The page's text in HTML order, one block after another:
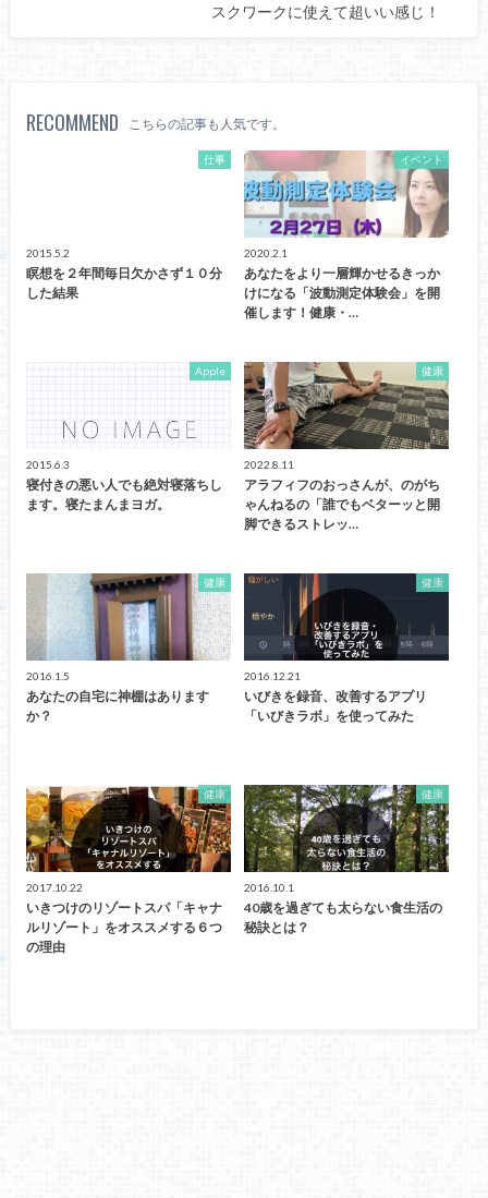
スクワークに使えて超いい感じ！
RECOMMEND こちらの記事も人気です。
仕事
2015.5.2
瞑想を２年間毎日欠かさず１０分
した結果
イベント
2020.2.1
あなたをより一層輝かせるきっか
けになる「波動測定体験会」を開
催します！健康・…
Apple
2015.6.3
寝付きの悪い人でも絶対寝落ちし
ます。寝たまんまヨガ。
健康
2022.8.11
アラフィフのおっさんが、のがち
ゃんねるの「誰でもベターッと開
脚できるストレッ…
健康
2016.1.5
あなたの自宅に神棚はあります
か？
健康
2016.12.21
いびきを録音、改善するアプリ
「いびきラボ」を使ってみた
健康
2017.10.22
いきつけのリゾートスパ「キャナ
ルリゾート」をオススメする６つ
の理由
健康
2016.10.1
40歳を過ぎても太らない食生活の
秘訣とは？